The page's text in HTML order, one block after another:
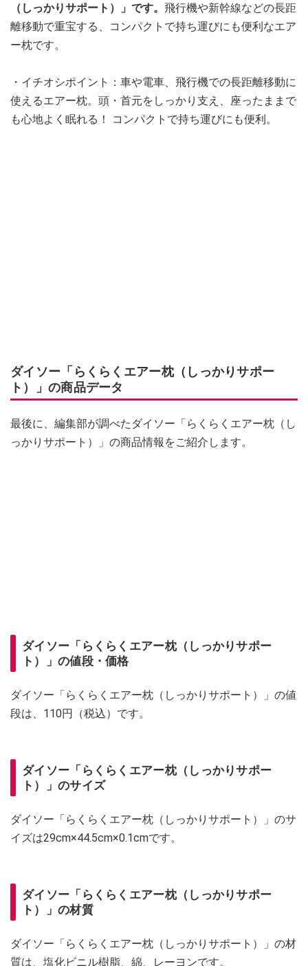
（しっかりサポート）」です。 飛行機や新幹線などの長距
離移動で重宝する、コンパクトで持ち運びにも便利なエア
ー枕です。
・イチオシポイント：車や電車、飛行機での長距離移動に
使えるエアー枕。頭・首元をしっかり支え、座ったままで
も心地よく眠れる！ コンパクトで持ち運びにも便利。
ダイソー「らくらくエアー枕（しっかりサポー
ト）」の商品データ
最後に、編集部が調べたダイソー「らくらくエアー枕（し
っかりサポート）」の商品情報をご紹介します。
ダイソー「らくらくエアー枕（しっかりサポー
ト）」の値段・価格
ダイソー「らくらくエアー枕（しっかりサポート）」の値
段は、110円（税込）です。
ダイソー「らくらくエアー枕（しっかりサポー
ト）」のサイズ
ダイソー「らくらくエアー枕（しっかりサポート）」のサ
イズは29cm×44.5cm×0.1cmです。
ダイソー「らくらくエアー枕（しっかりサポー
ト）」の材質
ダイソー「らくらくエアー枕（しっかりサポート）」の材
質は、塩化ビニル樹脂、綿、レーヨンです。